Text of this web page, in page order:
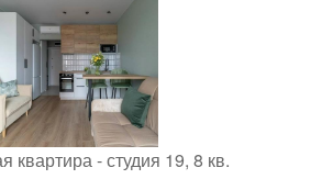
квартира - студия 19, 8 кв.